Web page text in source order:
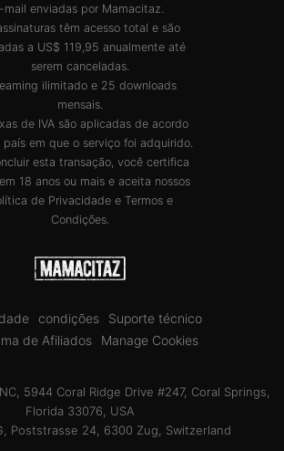
mail enviadas por Mamacitaz.
têm acesso total e são
a US$ 119,95 anualmente até
serem canceladas.
ilimitado e 25 downloads
mensais.
de IVA são aplicadas de acordo
país em que o serviço foi adquirido.
esta transação, você certifica
18 anos ou mais e aceita nossos
de Privacidadee Termos e
Condições
condições
Suporte técnico
de Afiliados
Manage Cookies
5944 Coral Ridge Drive #247, Coral Springs,
Florida 33076, USA
Poststrasse 24, 6300 Zug, Switzerland